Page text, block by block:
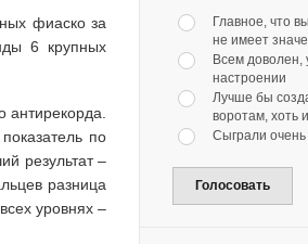
фиаско за
6 крупных
антирекорда.
по
результат –
разница
уровнях –
Главное, что
не имеет
Всем доволен,
настроении
Лучше бы
воротам, хоть
Сыграли
Голосовать